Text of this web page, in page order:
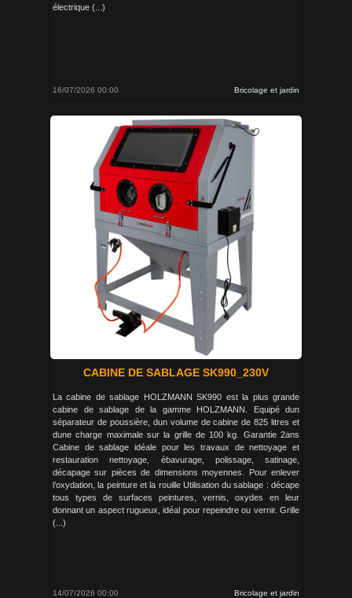
électrique (...)
16/07/2026 00:00 Bricolage et jardin
CABINE DE SABLAGE SK990_230V
La cabine de sablage HOLZMANN SK990 est la plus grande
cabine de sablage de la gamme HOLZMANN. Equipé dun
séparateur de poussière, dun volume de cabine de 825 litres et
dune charge maximale sur la grille de 100 kg. Garantie 2ans
Cabine de sablage idéale pour les travaux de nettoyage et
restauration nettoyage, ébavurage, polissage, satinage,
décapage sur pièces de dimensions moyennes. Pour enlever
l’oxydation, la peinture et la rouille Utilisation du sablage : décape
tous types de surfaces peintures, vernis, oxydes en leur
donnant un aspect rugueux, idéal pour repeindre ou vernir. Grille
(...)
14/07/2026 00:00 Bricolage et jardin